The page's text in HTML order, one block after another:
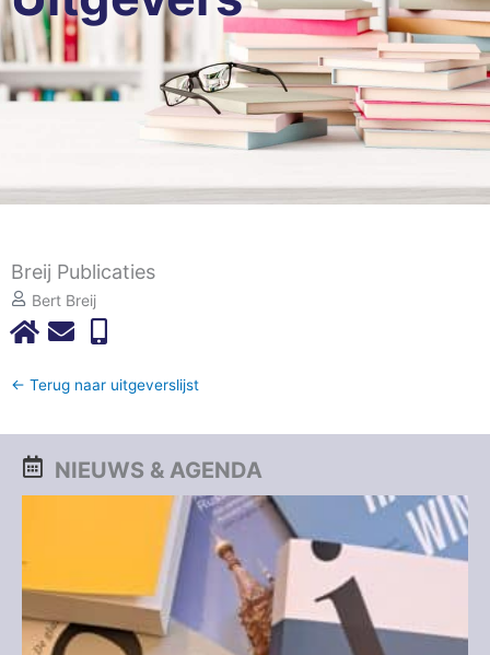
Breij Publicaties
Bert Breij
← Terug naar uitgeverslijst
NIEUWS & AGENDA